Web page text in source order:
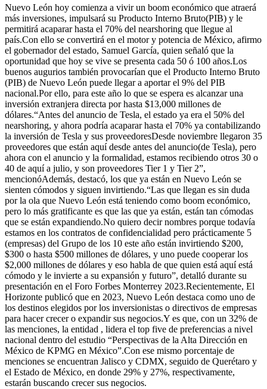
Nuevo León hoy comienza a vivir un boom económico que atraerá
más inversiones, impulsará su Producto Interno Bruto(PIB) y le
permitirá acaparar hasta el 70% del nearshoring que llegue al
país.Con ello se convertirá en el motor y potencia de México, afirmo
el gobernador del estado, Samuel García, quien señaló que la
oportunidad que hoy se vive se presenta cada 50 ó 100 años.Los
buenos augurios también provocarían que el Producto Interno Bruto
(PIB) de Nuevo León puede llegar a aportar el 9% del PIB
nacional.Por ello, para este año lo que se espera es alcanzar una
inversión extranjera directa por hasta $13,000 millones de
dólares.“Antes del anuncio de Tesla, el estado ya era el 50% del
nearshoring, y ahora podría acaparar hasta el 70% ya contabilizando
la inversión de Tesla y sus proveedoresDesde noviembre llegaron 35
proveedores que están aquí desde antes del anuncio(de Tesla), pero
ahora con el anuncio y la formalidad, estamos recibiendo otros 30 o
40 de aquí a julio, y son proveedores Tier 1 y Tier 2”,
mencionóAdemás, destacó, los que ya están en Nuevo León se
sienten cómodos y siguen invirtiendo.“Las que llegan es sin duda
por la ola que Nuevo León está teniendo como boom económico,
pero lo más gratificante es que las que ya están, están tan cómodas
que se están expandiendo.No quiero decir nombres porque todavía
estamos en los contratos de confidencialidad pero prácticamente 5
(empresas) del Grupo de los 10 este año están invirtiendo $200,
$300 o hasta $500 millones de dólares, y uno puede cooperar los
$2,000 millones de dólares y eso habla de que quien está aquí está
cómodo y le invierte a su expansión y futuro”, detalló durante su
presentación en el Foro Forbes Monterrey 2023.Recientemente, El
Horizonte publicó que en 2023, Nuevo León destaca como uno de
los destinos elegidos por los inversionistas o directivos de empresas
para hacer crecer o expandir sus negocios.Y es que, con un 32% de
las menciones, la entidad , lidera el top five de preferencias a nivel
nacional dentro del estudio “Perspectivas de la Alta Dirección en
México de KPMG en México”.Con ese mismo porcentaje de
menciones se encuentran Jalisco y CDMX, seguido de Querétaro y
el Estado de México, en donde 29% y 27%, respectivamente,
estarán buscando crecer sus negocios.